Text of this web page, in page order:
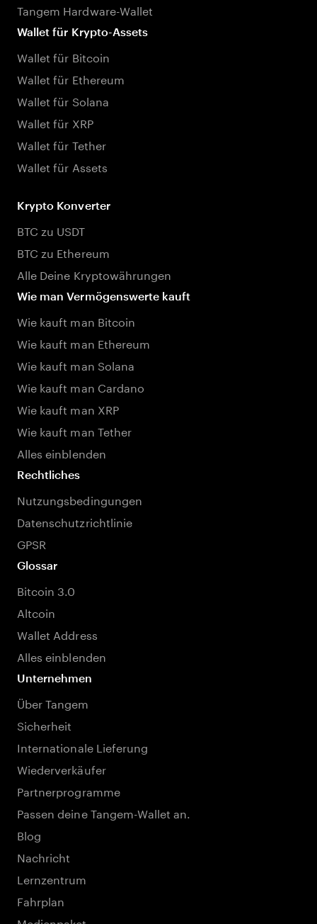
Tangem Hardware-Wallet
Wallet für Krypto-Assets
Wallet für Bitcoin
Wallet für Ethereum
Wallet für Solana
Wallet für XRP
Wallet für Tether
Wallet für Assets
Krypto Konverter
BTC zu USDT
BTC zu Ethereum
Alle Deine Kryptowährungen
Wie man Vermögenswerte kauft
Wie kauft man Bitcoin
Wie kauft man Ethereum
Wie kauft man Solana
Wie kauft man Cardano
Wie kauft man XRP
Wie kauft man Tether
Alles einblenden
Rechtliches
Nutzungsbedingungen
Datenschutzrichtlinie
GPSR
Glossar
Bitcoin 3.0
Altcoin
Wallet Address
Alles einblenden
Unternehmen
Über Tangem
Sicherheit
Internationale Lieferung
Wiederverkäufer
Partnerprogramme
Passen deine Tangem-Wallet an.
Blog
Nachricht
Lernzentrum
Fahrplan